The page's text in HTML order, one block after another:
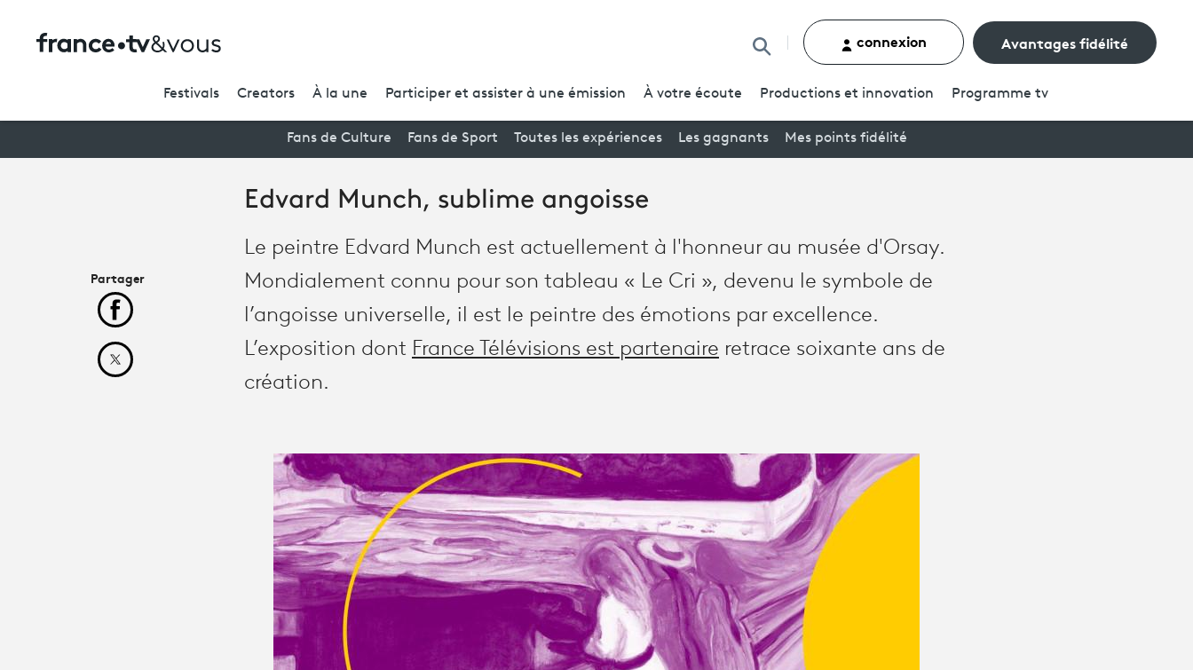
Rechercher un contenu
connexion Avantages fidélité
Festivals Creators À la une Participer et assister à une émission À votre écoute Productions et innovation Programme tv
Fans de Culture Fans de Sport Toutes les expériences Les gagnants Mes points fidélité
Edvard Munch, sublime angoisse
Le peintre Edvard Munch est actuellement à l'honneur au musée d'Orsay.
Mondialement connu pour son tableau « Le Cri », devenu le symbole de
l’angoisse universelle, il est le peintre des émotions par excellence.
L’exposition dont France Télévisions est partenaire retrace soixante ans de
création.
Partager
Partager cet article sur Facebook
Partager cet article sur X